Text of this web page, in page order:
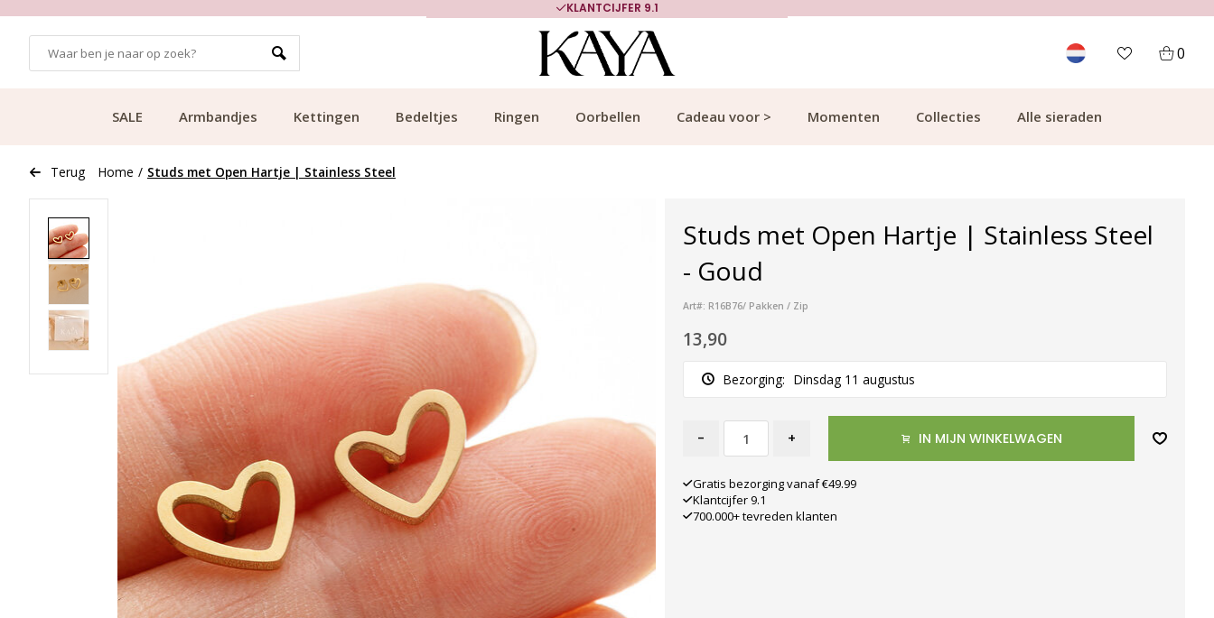
KLANTCIJFER 9.1
0
SALE Armbandjes Kettingen Bedeltjes Ringen Oorbellen Cadeau voor > Momenten Collecties Alle sieraden
Terug Home / Studs met Open Hartje | Stainless Steel
Studs met Open Hartje | Stainless Steel
- Goud
Art#: R16B76/ Pakken / Zip
13,90
Bezorging: Dinsdag 11 augustus
- + IN MIJN WINKELWAGEN
Gratis bezorging vanaf €49.99
Klantcijfer 9.1
700.000+ tevreden klanten